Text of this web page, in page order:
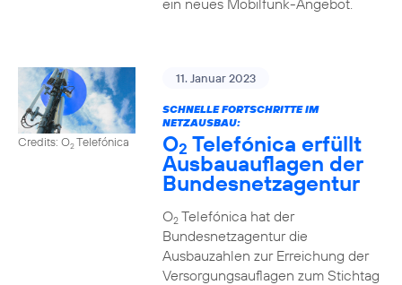
ein neues Mobilfunk-Angebot.
Credits: O2Telefónica
11. Januar 2023
SCHNELLE FORTSCHRITTE IM
NETZAUSBAU:
O2 Telefónica erfüllt
Ausbauauflagen der
Bundesnetzagentur
O2Telefónica hat der
Bundesnetzagentur die
Ausbauzahlen zur Erreichung der
Versorgungsauflagen zum Stichtag